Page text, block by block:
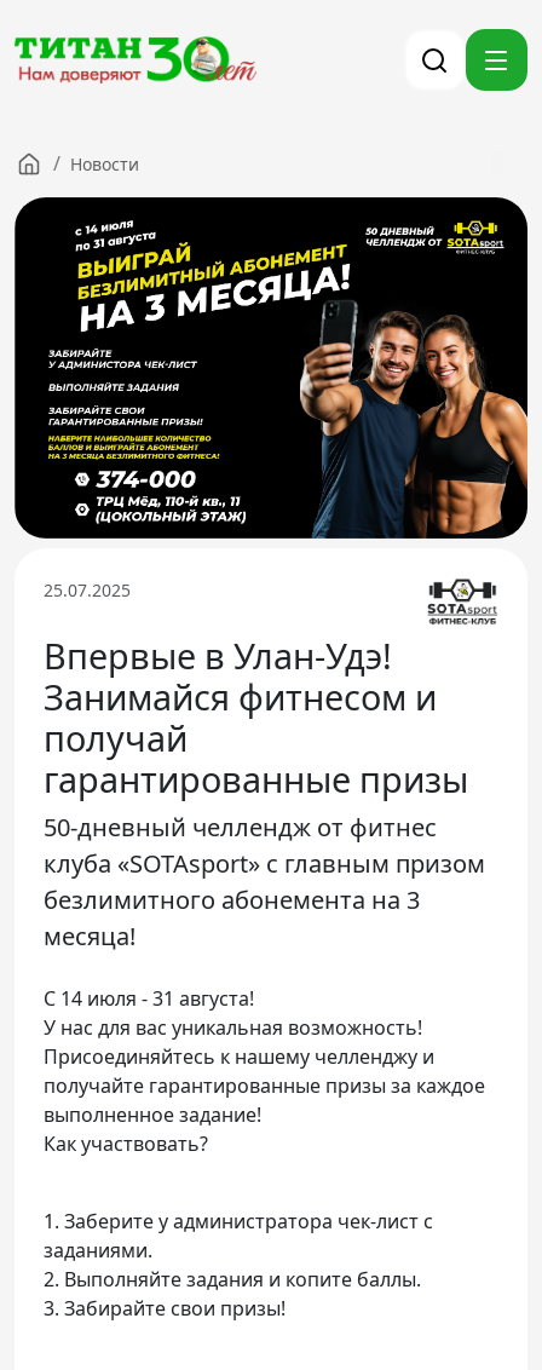
Компания
Партнерам
Тендеры
Вакансии
Новости
Контакты
Версия для слабовидящих
8 (3012) 411-099
/ Новости
25.07.2025
Впервые в Улан-Удэ!
Занимайся фитнесом и
получай
гарантированные призы
50-дневный челлендж от фитнес
клуба «SOTAsport» с главным призом
безлимитного абонемента на 3
месяца!
С 14 июля - 31 августа!
У нас для вас уникальная возможность!
Присоединяйтесь к нашему челленджу и
получайте гарантированные призы за каждое
выполненное задание!
Как участвовать?
1. Заберите у администратора чек-лист с
заданиями.
2. Выполняйте задания и копите баллы.
3. Забирайте свои призы!